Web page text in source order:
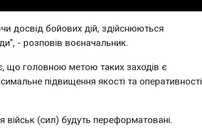
досвід бойових дій, здійснюються
- розповів воєначальник.
що головною метою таких заходів є
підвищення якості та оперативності
військ (сил) будуть переформатовані.